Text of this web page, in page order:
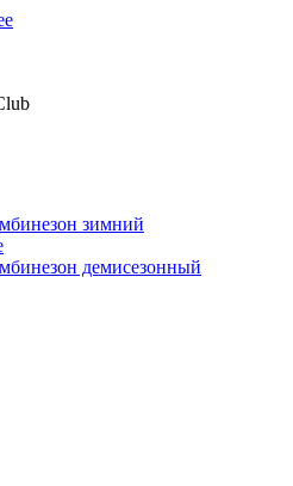
зимний
демисезонный